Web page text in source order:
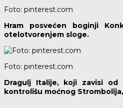
Foto: pinterest.com
Hram posvećen boginji
otelotvorenjem sloge.
Foto: pinterest.com
Dragulj Italije, koji zavisi
kontrolišu moćnog